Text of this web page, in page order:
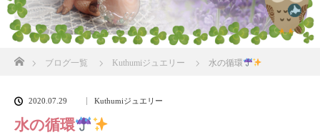
ブログ一覧 Kuthumiジュエリー 水の循環
2020.07.29 Kuthumiジュエリー
水の循環